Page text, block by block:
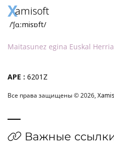
Xamisoft
/ˈʃɑːmisɒft/
Maitasunez egina Euskal
APE : 6201Z
Все права защищены © 2026,
Важные